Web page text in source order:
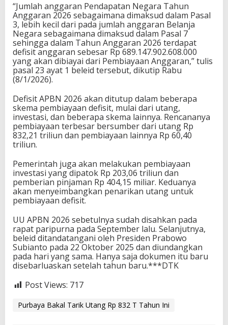
“Jumlah anggaran Pendapatan Negara Tahun
Anggaran 2026 sebagaimana dimaksud dalam Pasal
3, lebih kecil dari pada jumlah anggaran Belanja
Negara sebagaimana dimaksud dalam Pasal 7
sehingga dalam Tahun Anggaran 2026 terdapat
defisit anggaran sebesar Rp 689.147.902.608.000
yang akan dibiayai dari Pembiayaan Anggaran,” tulis
pasal 23 ayat 1 beleid tersebut, dikutip Rabu
(8/1/2026).
Defisit APBN 2026 akan ditutup dalam beberapa
skema pembiayaan defisit, mulai dari utang,
investasi, dan beberapa skema lainnya. Rencananya
pembiayaan terbesar bersumber dari utang Rp
832,21 triliun dan pembiayaan lainnya Rp 60,40
triliun.
Pemerintah juga akan melakukan pembiayaan
investasi yang dipatok Rp 203,06 triliun dan
pemberian pinjaman Rp 404,15 miliar. Keduanya
akan menyeimbangkan penarikan utang untuk
pembiayaan defisit.
UU APBN 2026 sebetulnya sudah disahkan pada
rapat paripurna pada September lalu. Selanjutnya,
beleid ditandatangani oleh Presiden Prabowo
Subianto pada 22 Oktober 2025 dan diundangkan
pada hari yang sama. Hanya saja dokumen itu baru
disebarluaskan setelah tahun baru.***DTK
Post Views: 717
Purbaya Bakal Tarik Utang Rp 832 T Tahun Ini